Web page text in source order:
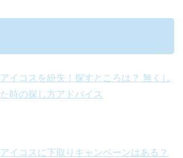
アイコスを紛失！探すところは？ 無くし
た時の探し方アドバイス
アイコスに下取りキャンペーンはある？